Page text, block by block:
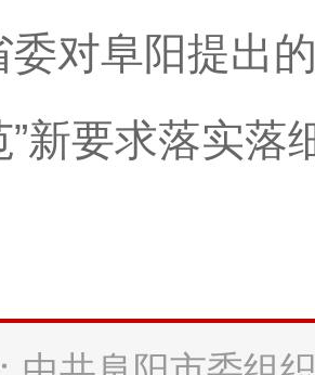
委对阜阳提出
”新要求落实落